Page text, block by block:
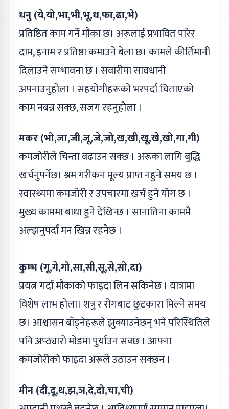
धनु (ये,यो,भा,भी,भू,ध,फा,ढा,भे)
प्रतिष्ठित काम गर्ने मौका छ। अरूलाई प्रभावित पारेर
दाम, इनाम र प्रतिष्ठा कमाउने बेला छ। कामले कीर्तिमानी
दिलाउने सम्भावना छ । सवारीमा सावधानी
अपनाउनुहोला । सहयोगीहरूको भरपर्दा चिताएको
काम नबन्न सक्छ, सजग रहनुहोला ।
मकर (भो,जा,जी,जू,जे,जो,ख,खी,खू,खे,खो,गा,गी)
कमजोरीले चिन्ता बढाउन सक्छ । अरूका लागि बुद्धि
खर्चनुपर्नेछ। श्रम गरीकन मूल्य प्राप्त नहुने समय छ ।
स्वास्थ्यमा कमजोरी र उपचारमा खर्च हुने योग छ ।
मुख्य काममा बाधा हुने देखिन्छ । सानातिना काममै
अल्झनुपर्दा मन खिन्न रहनेछ ।
कुम्भ (गू,गे,गो,सा,सी,सू,से,सो,दा)
प्रयत्न गर्दा मौकाको फाइदा लिन सकिनेछ । यात्रामा
विशेष लाभ होला। शत्रु र रोगबाट छुटकारा मिल्ने समय
छ। आश्वासन बाँड्नेहरूले झुक्याउनेछन् भने परिस्थितिले
पनि अप्ठ्यारो मोडमा पुर्याउन सक्छ । आफ्ना
कमजोरीको फाइदा अरूले उठाउन सक्छन ।
मीन (दी,दू,थ,झ,ञ,दे,दो,चा,ची)